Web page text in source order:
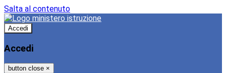
Salta al contenuto
Accedi
Accedi
button close ×